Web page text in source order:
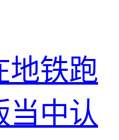
地铁跑
当中认